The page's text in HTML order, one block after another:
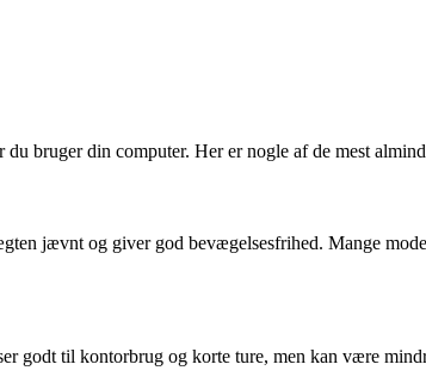
bruger din computer. Her er nogle af de mest
jævnt og giver god bevægelsesfrihed. Mange
godt til kontorbrug og korte ture, men kan være